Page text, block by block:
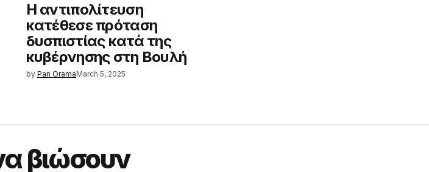
Η αντιπολίτευση
κατέθεσε πρόταση
δυσπιστίας κατά της
κυβέρνησης στη Βουλή
by Pan OramaMarch 5, 2025
βιώσουν